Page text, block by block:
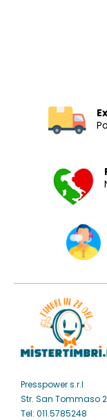
Presspower s.r.l
Str. San Tommaso
Tel: 011.5785248